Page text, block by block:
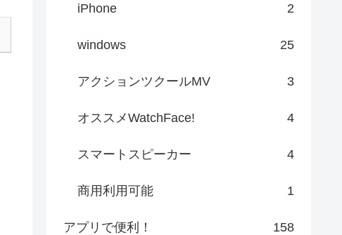
iPhone 2
windows 25
アクションツクールMV 3
オススメWatchFace! 4
スマートスピーカー 4
商用利用可能 1
アプリで便利！ 158